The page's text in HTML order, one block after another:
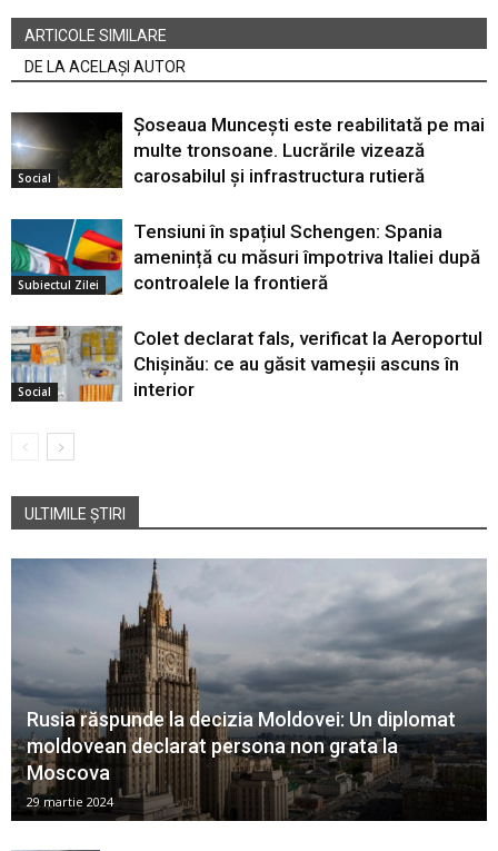
ARTICOLE SIMILARE
DE LA ACELAȘI AUTOR
Social
Șoseaua Muncești este reabilitată pe mai
multe tronsoane. Lucrările vizează
carosabilul și infrastructura rutieră
Subiectul Zilei
Tensiuni în spațiul Schengen: Spania
amenință cu măsuri împotriva Italiei după
controalele la frontieră
Social
Colet declarat fals, verificat la Aeroportul
Chișinău: ce au găsit vameșii ascuns în
interior
ULTIMILE ȘTIRI
Rusia răspunde la decizia Moldovei: Un diplomat
moldovean declarat persona non grata la
Moscova
29 martie 2024